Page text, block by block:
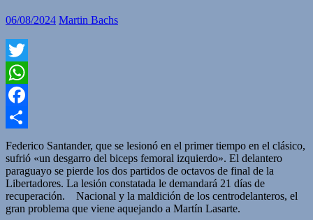
06/08/2024 Martin Bachs
Twitter
WhatsApp
Facebook
Compartir
Federico Santander, que se lesionó en el primer tiempo en el clásico,
sufrió «un desgarro del biceps femoral izquierdo». El delantero
paraguayo se pierde los dos partidos de octavos de final de la
Libertadores. La lesión constatada le demandará 21 días de
recuperación. Nacional y la maldición de los centrodelanteros, el
gran problema que viene aquejando a Martín Lasarte.